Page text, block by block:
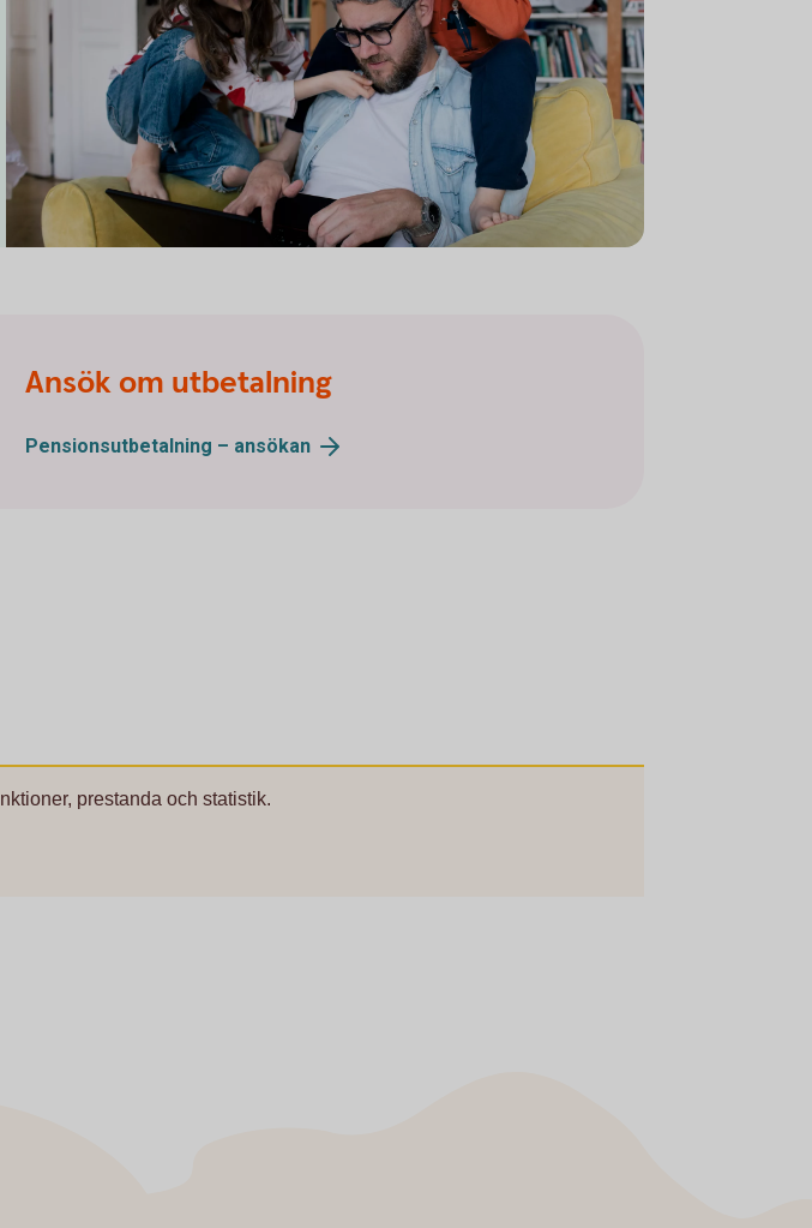
Ansök om utbetalning
Pensionsutbetalning – ansökan
prestanda och statistik.